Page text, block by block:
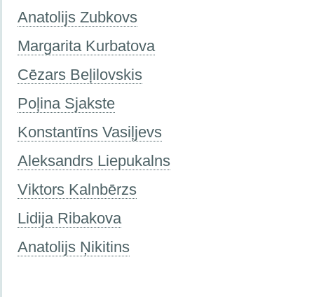
Anatolijs Zubkovs
Margarita Kurbatova
Cēzars Beļilovskis
Poļina Sjakste
Konstantīns Vasiļjevs
Aleksandrs Liepukalns
Viktors Kalnbērzs
Lidija Ribakova
Anatolijs Ņikitins